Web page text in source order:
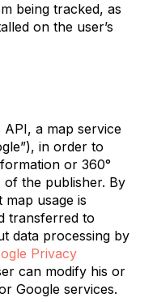
being tracked, as
on the user’s
API, a map service
in order to
or 360°
the publisher. By
map usage is
transferred to
data processing by
Privacy
can modify his or
Google services.